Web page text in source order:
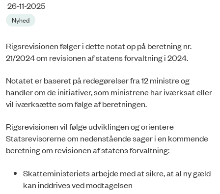
26-11-2025
Nyhed
Rigsrevisionen følger i dette notat op på beretning nr.
21/2024 om revisionen af statens forvaltning i 2024.
Notatet er baseret på redegørelser fra 12 ministre og
handler om de initiativer, som ministrene har iværksat eller
vil iværksætte som følge af beretningen.
Rigsrevisionen vil følge udviklingen og orientere
Statsrevisorerne om nedenstående sager i en kommende
beretning om revisionen af statens forvaltning:
Skatteministeriets arbejde med at sikre, at al ny gæld
kan inddrives ved modtagelsen